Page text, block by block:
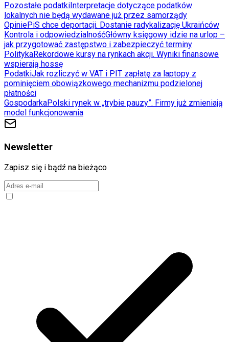
Pozostałe podatki Interpretacje dotyczące podatków
lokalnych nie będą wydawane już przez samorządy
OpiniePiS chce deportacji. Dostanie radykalizację Ukraińców
Kontrola i odpowiedzialnośćGłówny księgowy idzie na urlop –
jak przygotować zastępstwo i zabezpieczyć terminy
PolitykaRekordowe kursy na rynkach akcji. Wyniki finansowe
wspierają hossę
PodatkiJak rozliczyć w VAT i PIT zapłatę za laptopy z
pominięciem obowiązkowego mechanizmu podzielonej
płatności
GospodarkaPolski rynek w „trybie pauzy”. Firmy już zmieniają
model funkcjonowania
Newsletter
Zapisz się i bądź na bieżąco